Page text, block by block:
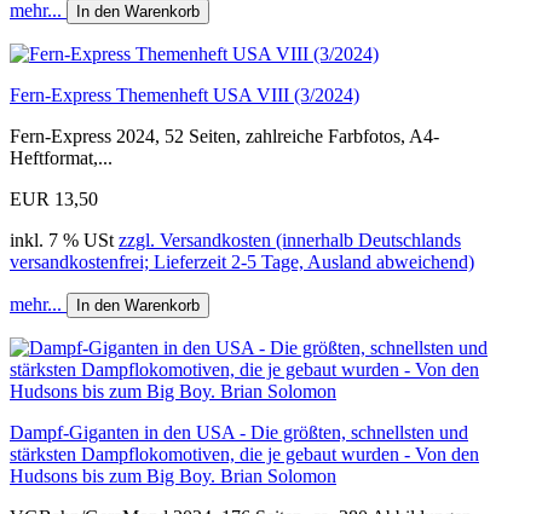
mehr... In den Warenkorb
Fern-Express Themenheft USA VIII (3/2024)
Fern-Express 2024, 52 Seiten, zahlreiche Farbfotos, A4-
Heftformat,...
EUR 13,50
inkl. 7 % USt zzgl. Versandkosten (innerhalb Deutschlands
versandkostenfrei; Lieferzeit 2-5 Tage, Ausland abweichend)
mehr... In den Warenkorb
Dampf-Giganten in den USA - Die größten, schnellsten und
stärksten Dampflokomotiven, die je gebaut wurden - Von den
Hudsons bis zum Big Boy. Brian Solomon